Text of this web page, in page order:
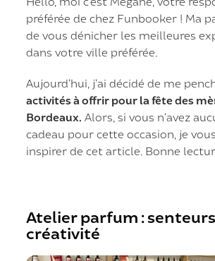
préférée de chez Funbooker ! Ma
de vous dénicher les meilleures
dans votre ville préférée.
Aujourd’hui, j’ai décidé de me
activités à offrir pour la fête des
Bordeaux. Alors, si vous n’avez
cadeau pour cette occasion, je
inspirer de cet article. Bonne
Atelier parfum :
créativité